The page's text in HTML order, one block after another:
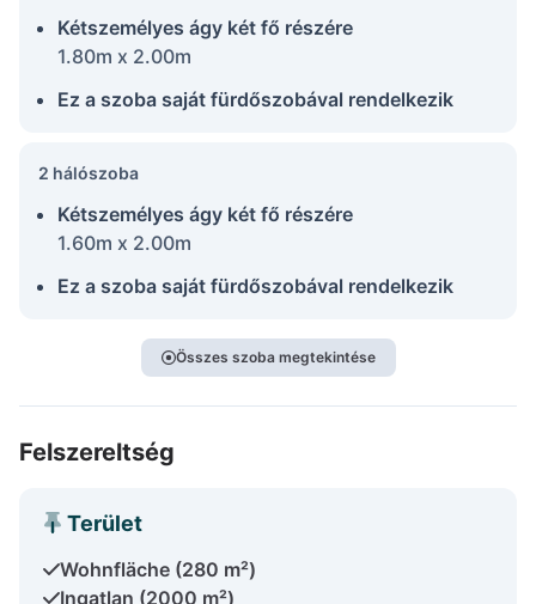
Kétszemélyes ágy két fő részére
1.80m x 2.00m
Ez a szoba saját fürdőszobával rendelkezik
2 hálószoba
Kétszemélyes ágy két fő részére
1.60m x 2.00m
Ez a szoba saját fürdőszobával rendelkezik
Összes szoba megtekintése
Felszereltség
Terület
Wohnfläche (280 m²)
Ingatlan (2000 m²)